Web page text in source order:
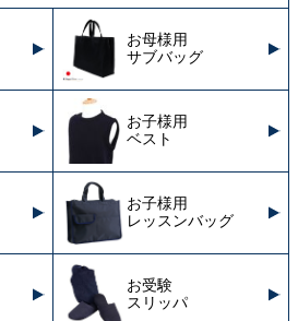
お母様用
サブバッグ
お子様用
ベスト
お子様用
レッスンバッグ
お受験
スリッパ